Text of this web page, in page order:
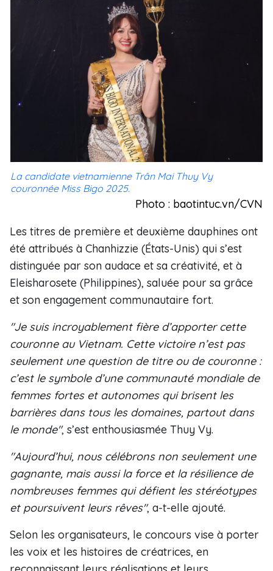
La candidate vietnamienne Trân Mai Thuy Vy
couronnée Miss Bigo 2025.
Photo : baotintuc.vn/CVN
Les titres de première et deuxième dauphines ont
été attribués à Chanhizzie (États-Unis) qui s’est
distinguée par son audace et sa créativité, et à
Eleisharosete (Philippines), saluée pour sa grâce
et son engagement communautaire fort.
"Je suis incroyablement fière d’apporter cette
couronne au Vietnam. Cette victoire n’est pas
seulement une question de titre ou de couronne :
c’est le symbole d’une communauté mondiale de
femmes fortes et autonomes qui brisent les
barrières dans tous les domaines, partout dans
le monde", s’est enthousiasmée Thuy Vy.
"Aujourd’hui, nous célébrons non seulement une
gagnante, mais aussi la force et la résilience de
nombreuses femmes qui défient les stéréotypes
et poursuivent leurs rêves", a-t-elle ajouté.
Selon les organisateurs, le concours vise à porter
les voix et les histoires de créatrices, en